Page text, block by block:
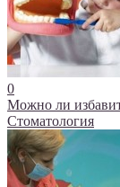
0
Можно ли
Стоматология